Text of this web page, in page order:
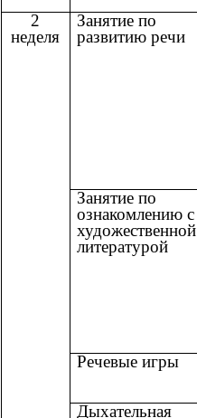
2
неделя
Занятие по
развитию речи
Занятие по
ознакомлению с
художественной
литературой
Речевые игры
Дыхательная